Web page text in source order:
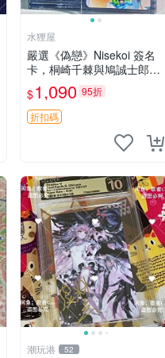
水狸屋
嚴選《偽戀》Nisekoi 簽名
卡，桐崎千棘與鳩誠士郎精
美周邊，3寸日版中古帶原
裝卡磚，國內直郵 偽戀 Nis
ekoi 簽名卡 桐崎千棘
$1,090 95折
折扣碼
潮玩港 52